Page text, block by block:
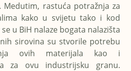
Medutim, rastuća potražnja za
kako u svijetu tako i kod
u BiH nalaze bogata nalazišta
sirovina su stvorile potrebu
ovih materijala kao i
za ovu industrijsku granu.